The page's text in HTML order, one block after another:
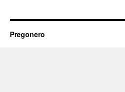
Pregonero